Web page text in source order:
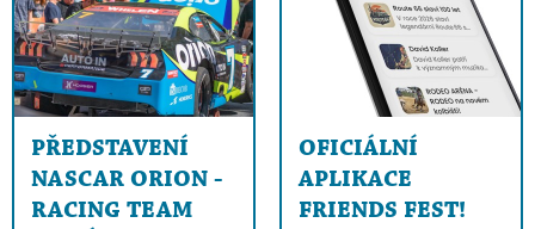
PŘEDSTAVENÍ
NASCAR ORION -
RACING TEAM
OFICIÁLNÍ
APLIKACE
FRIENDS FEST!